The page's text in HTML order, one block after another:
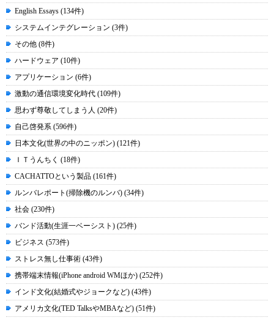
English Essays (134件)
システムインテグレーション (3件)
その他 (8件)
ハードウェア (10件)
アプリケーション (6件)
激動の通信環境変化時代 (109件)
思わず尊敬してしまう人 (20件)
自己啓発系 (596件)
日本文化(世界の中のニッポン) (121件)
ＩＴうんちく (18件)
CACHATTOという製品 (161件)
ルンバレポート(掃除機のルンバ) (34件)
社会 (230件)
バンド活動(生涯一ベーシスト) (25件)
ビジネス (573件)
ストレス無し仕事術 (43件)
携帯端末情報(iPhone android WMほか) (252件)
インド文化(結婚式やジョークなど) (43件)
アメリカ文化(TED TalksやMBAなど) (51件)